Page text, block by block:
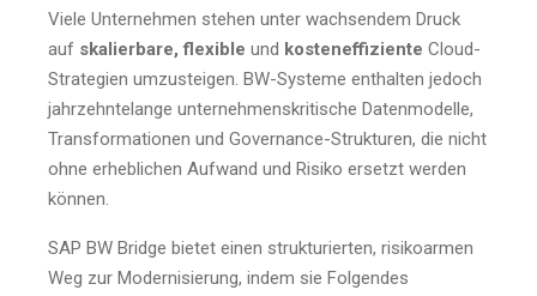
Viele Unternehmen stehen unter wachsendem Druck
auf skalierbare, flexible und kosteneffiziente Cloud-
Strategien umzusteigen. BW-Systeme enthalten jedoch
jahrzehntelange unternehmenskritische Datenmodelle,
Transformationen und Governance-Strukturen, die nicht
ohne erheblichen Aufwand und Risiko ersetzt werden
können.
SAP BW Bridge bietet einen strukturierten, risikoarmen
Weg zur Modernisierung, indem sie Folgendes